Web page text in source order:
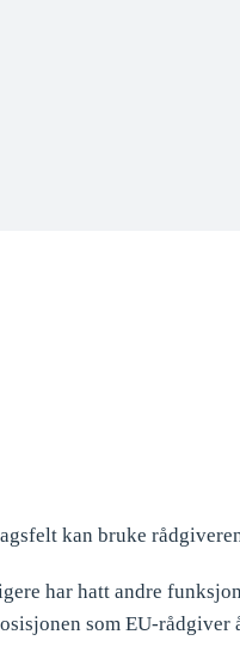
kan bruke
har hatt andre
som EU-rådgiver